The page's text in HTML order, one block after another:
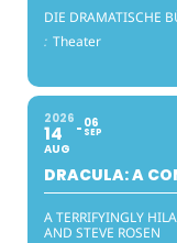
DIE DRAMATISCHE
: Theater
2026
14
AUG
06
SEP
DRACULA: A
A TERRIFYINGLY
AND STEVE ROSEN